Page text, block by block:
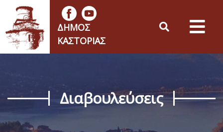
ΔΉΜΟΣ
ΚΑΣΤΟΡΙΆΣ
Διαβουλεύσεις